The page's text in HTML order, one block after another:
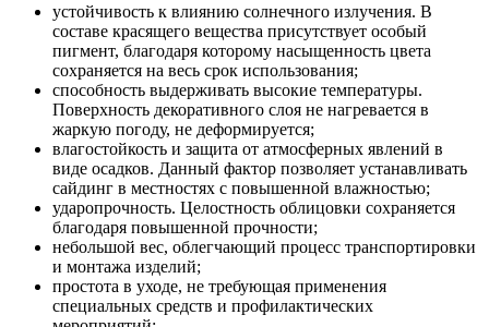
устойчивость к влиянию солнечного излучения. В
составе красящего вещества присутствует особый
пигмент, благодаря которому насыщенность цвета
сохраняется на весь срок использования;
способность выдерживать высокие температуры.
Поверхность декоративного слоя не нагревается в
жаркую погоду, не деформируется;
влагостойкость и защита от атмосферных явлений в
виде осадков. Данный фактор позволяет устанавливать
сайдинг в местностях с повышенной влажностью;
ударопрочность. Целостность облицовки сохраняется
благодаря повышенной прочности;
небольшой вес, облегчающий процесс транспортировки
и монтажа изделий;
простота в уходе, не требующая применения
специальных средств и профилактических